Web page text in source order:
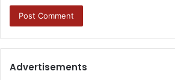
Advertisements